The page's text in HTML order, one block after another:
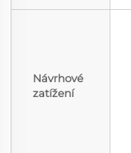
Návrhové
zatížení